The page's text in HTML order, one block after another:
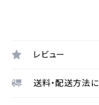
レビュー
送料・配送方法